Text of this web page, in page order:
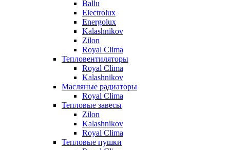
Ballu
Electrolux
Energolux
Kalashnikov
Zilon
Royal Clima
Тепловентиляторы
Royal Clima
Kalashnikov
Масляные радиаторы
Royal Clima
Тепловые завесы
Zilon
Kalashnikov
Royal Clima
Тепловые пушки